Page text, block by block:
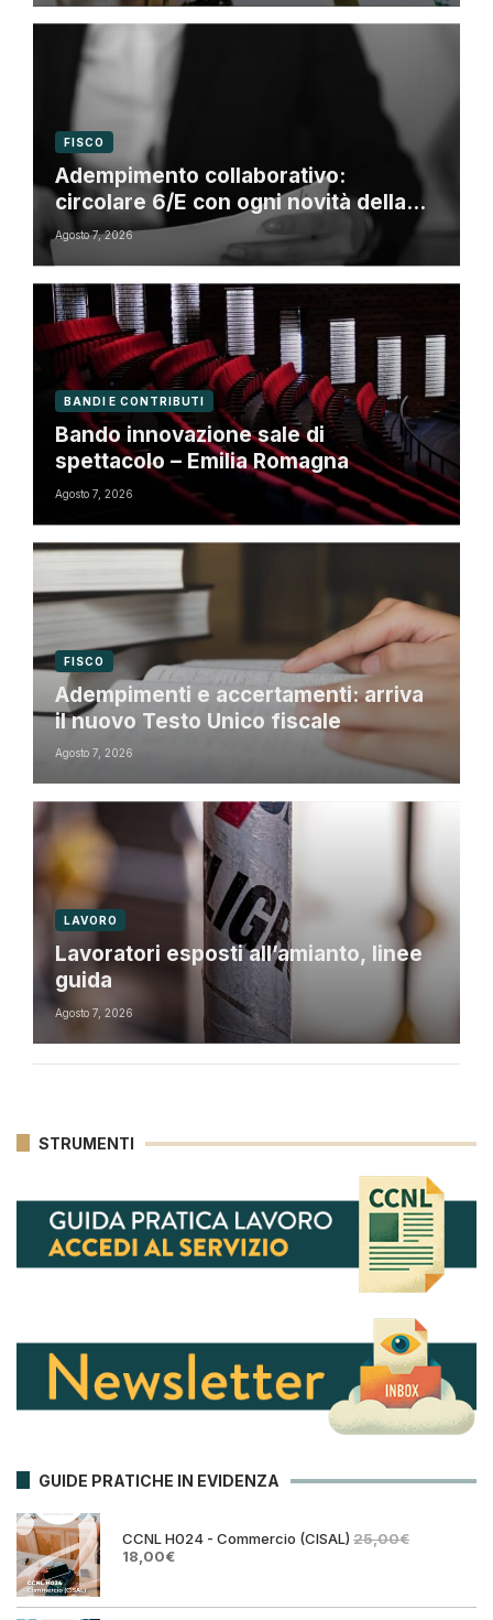
FISCO
Adempimento collaborativo:
circolare 6/E con ogni novità della
riforma fiscale
Agosto 7, 2026
BANDI E CONTRIBUTI
Bando innovazione sale di
spettacolo – Emilia Romagna
Agosto 7, 2026
FISCO
Adempimenti e accertamenti: arriva
il nuovo Testo Unico fiscale
Agosto 7, 2026
LAVORO
Lavoratori esposti all’amianto, linee
guida
Agosto 7, 2026
STRUMENTI
GUIDE PRATICHE IN EVIDENZA
CCNL H024 - Commercio (CISAL) 25,00€
Il
era:
18,00€Il
è: